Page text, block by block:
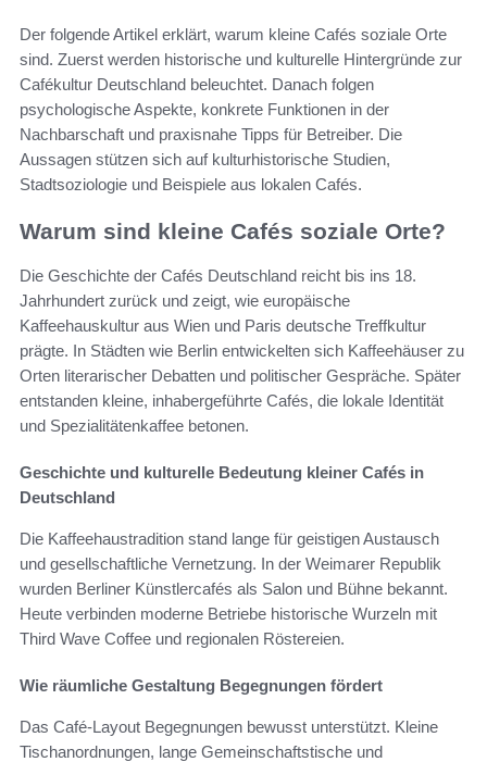
Der folgende Artikel erklärt, warum kleine Cafés soziale Orte
sind. Zuerst werden historische und kulturelle Hintergründe zur
Cafékultur Deutschland beleuchtet. Danach folgen
psychologische Aspekte, konkrete Funktionen in der
Nachbarschaft und praxisnahe Tipps für Betreiber. Die
Aussagen stützen sich auf kulturhistorische Studien,
Stadtsoziologie und Beispiele aus lokalen Cafés.
Warum sind kleine Cafés soziale Orte?
Die Geschichte der Cafés Deutschland reicht bis ins 18.
Jahrhundert zurück und zeigt, wie europäische
Kaffeehauskultur aus Wien und Paris deutsche Treffkultur
prägte. In Städten wie Berlin entwickelten sich Kaffeehäuser zu
Orten literarischer Debatten und politischer Gespräche. Später
entstanden kleine, inhabergeführte Cafés, die lokale Identität
und Spezialitätenkaffee betonen.
Geschichte und kulturelle Bedeutung kleiner Cafés in
Deutschland
Die Kaffeehaustradition stand lange für geistigen Austausch
und gesellschaftliche Vernetzung. In der Weimarer Republik
wurden Berliner Künstlercafés als Salon und Bühne bekannt.
Heute verbinden moderne Betriebe historische Wurzeln mit
Third Wave Coffee und regionalen Röstereien.
Wie räumliche Gestaltung Begegnungen fördert
Das Café-Layout Begegnungen bewusst unterstützt. Kleine
Tischanordnungen, lange Gemeinschaftstische und